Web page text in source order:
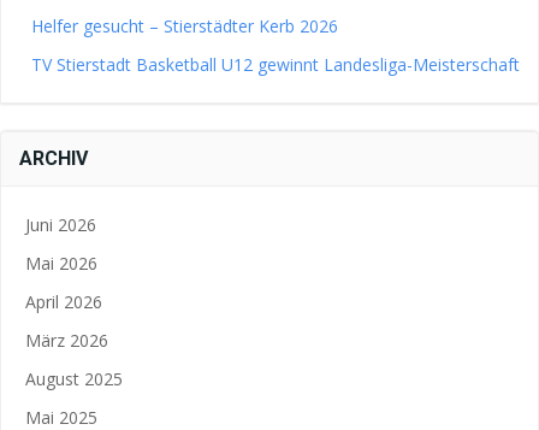
Helfer gesucht – Stierstädter Kerb 2026
TV Stierstadt Basketball U12 gewinnt Landesliga-Meisterschaft
ARCHIV
Juni 2026
Mai 2026
April 2026
März 2026
August 2025
Mai 2025